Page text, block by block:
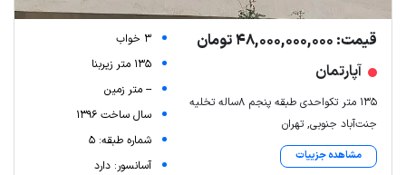
قیمت: 48,000,000,000 تومان
آپارتمان
۱۳۵ متر تکواحدی طبقه پنجم ۸ساله تخلیه
جنت‌آباد جنوبی, تهران
مشاهده جزییات
3 خواب
135 متر زیربنا
-- متر زمین
سال ساخت 1396
شماره طبقه: 5
آسانسور: دارد